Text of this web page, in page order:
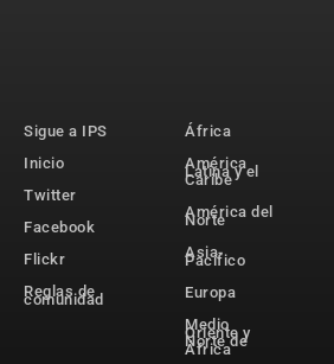
Sigue a IPS
Inicio
Twitter
Facebook
Flickr
Reglas de
comunidad
África
América
Latina y el
Caribe
América del
Norte
Asia-
Pacífico
Europa
Medio
Oriente y
Norte de
África